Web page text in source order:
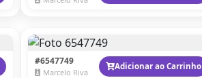
#6547749
Marcelo Riva
Adicionar ao Carrinho